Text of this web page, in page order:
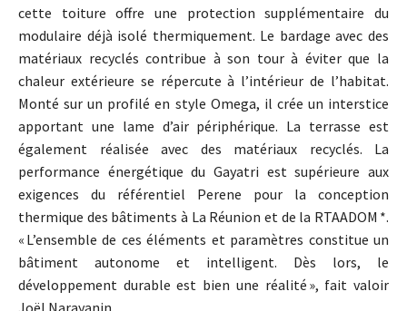
cette toiture offre une protection supplémentaire du
modulaire déjà isolé thermiquement. Le bardage avec des
matériaux recyclés contribue à son tour à éviter que la
chaleur extérieure se répercute à l’intérieur de l’habitat.
Monté sur un profilé en style Omega, il crée un interstice
apportant une lame d’air périphérique. La terrasse est
également réalisée avec des matériaux recyclés. La
performance énergétique du Gayatri est supérieure aux
exigences du référentiel Perene pour la conception
thermique des bâtiments à La Réunion et de la RTAADOM *.
« L’ensemble de ces éléments et paramètres constitue un
bâtiment autonome et intelligent. Dès lors, le
développement durable est bien une réalité », fait valoir
Joël Narayanin.